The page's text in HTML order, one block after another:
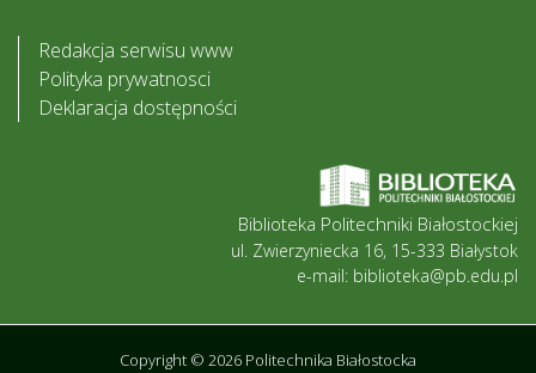
Redakcja serwisu www
Polityka prywatnosci
Deklaracja dostępności
Biblioteka Politechniki Białostockiej
ul. Zwierzyniecka 16, 15-333 Białystok
e-mail: biblioteka@pb.edu.pl
Copyright © 2026 Politechnika Białostocka